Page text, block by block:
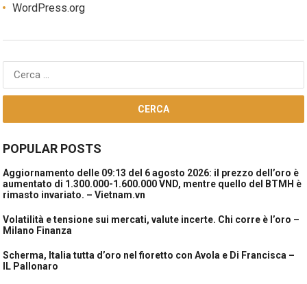
WordPress.org
Ricerca
per:
POPULAR POSTS
Aggiornamento delle 09:13 del 6 agosto 2026: il prezzo dell’oro è
aumentato di 1.300.000-1.600.000 VND, mentre quello del BTMH è
rimasto invariato. – Vietnam.vn
Volatilità e tensione sui mercati, valute incerte. Chi corre è l’oro –
Milano Finanza
Scherma, Italia tutta d’oro nel fioretto con Avola e Di Francisca –
IL Pallonaro